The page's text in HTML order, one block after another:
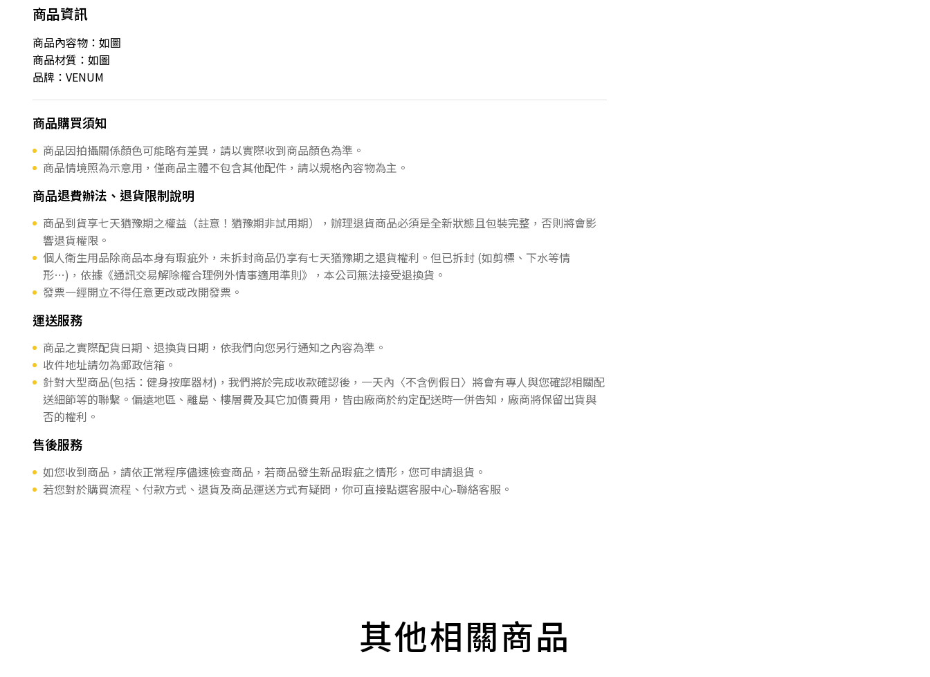
商品資訊
商品內容物：如圖
商品材質：如圖
品牌：VENUM
商品購買須知
商品因拍攝關係顏色可能略有差異，請以實際收到商品顏色為準。
商品情境照為示意用，僅商品主體不包含其他配件，請以規格內容物為主。
商品退費辦法、退貨限制說明
商品到貨享七天猶豫期之權益（註意！猶豫期非試用期），辦理退貨商品必須是全新狀態且包裝完整，否則將會影
響退貨權限。
個人衛生用品除商品本身有瑕疵外，未拆封商品仍享有七天猶豫期之退貨權利。但已拆封 (如剪標、下水等情
形…)，依據《通訊交易解除權合理例外情事適用準則》，本公司無法接受退換貨。
發票一經開立不得任意更改或改開發票。
運送服務
商品之實際配貨日期、退換貨日期，依我們向您另行通知之內容為準。
收件地址請勿為郵政信箱。
針對大型商品(包括：健身按摩器材)，我們將於完成收款確認後，一天內〈不含例假日〉將會有專人與您確認相關配
送細節等的聯繫。偏遠地區、離島、樓層費及其它加價費用，皆由廠商於約定配送時一併告知，廠商將保留出貨與
否的權利。
售後服務
如您收到商品，請依正常程序儘速檢查商品，若商品發生新品瑕疵之情形，您可申請退貨。
若您對於購買流程、付款方式、退貨及商品運送方式有疑問，你可直接點選客服中心-聯絡客服。
其他相關商品